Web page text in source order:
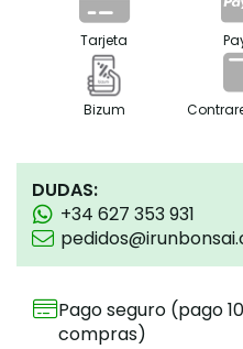
Tarjeta
Bizum
DUDAS:
+34 627 353 931
Pago seguro (pago
compras)